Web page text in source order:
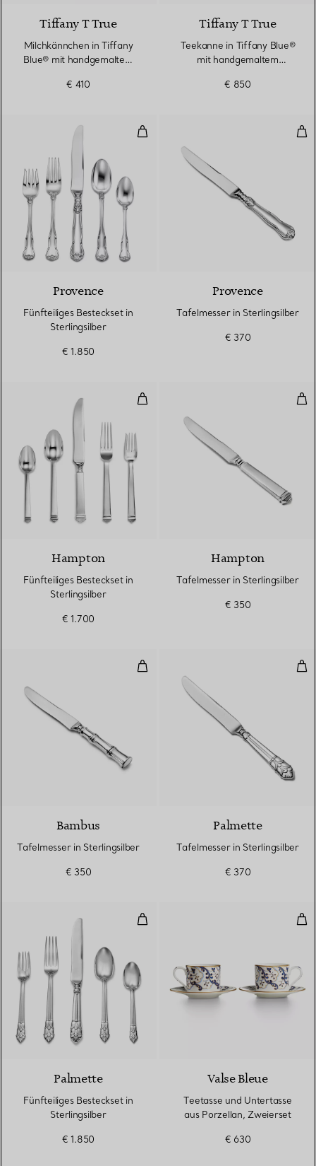
Tiffany T True
Milchkännchen in Tiffany
Blue® mit handgemaltem
€ 410
Tiffany T True
Teekanne in Tiffany Blue®
mit handgemaltem
€ 850
Fünfteiliges Besteckset in
Provence
Fünfteiliges Besteckset in
Sterlingsilber
€ 1.850
Provence
Tafelmesser in Sterlingsilber
€ 370
Fünfteiliges Besteckset in
Hampton
Fünfteiliges Besteckset in
Sterlingsilber
€ 1.700
Hampton
Tafelmesser in Sterlingsilber
€ 350
Tafelmesser in Sterlingsilber
Bambus
Tafelmesser in Sterlingsilber
€ 350
Palmette
Tafelmesser in Sterlingsilber
€ 370
Fünfteiliges Besteckset in
Palmette
Fünfteiliges Besteckset in
Sterlingsilber
€ 1.850
Valse Bleue
Teetasse und Untertasse
aus Porzellan, Zweierset
€ 630